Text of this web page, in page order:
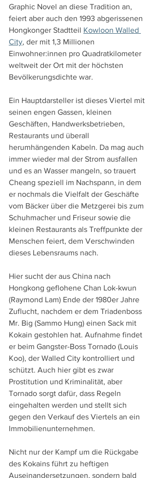
Graphic Novel an diese Tradition an,
feiert aber auch den 1993 abgerissenen
Hongkonger Stadtteil Kowloon Walled
City, der mit 1,3 Millionen
Einwohner:innen pro Quadratkilometer
weltweit der Ort mit der höchsten
Bevölkerungsdichte war.
Ein Hauptdarsteller ist dieses Viertel mit
seinen engen Gassen, kleinen
Geschäften, Handwerksbetrieben,
Restaurants und überall
herumhängenden Kabeln. Da mag auch
immer wieder mal der Strom ausfallen
und es an Wasser mangeln, so trauert
Cheang speziell im Nachspann, in dem
er nochmals die Vielfalt der Geschäfte
vom Bäcker über die Metzgerei bis zum
Schuhmacher und Friseur sowie die
kleinen Restaurants als Treffpunkte der
Menschen feiert, dem Verschwinden
dieses Lebensraums nach.
Hier sucht der aus China nach
Hongkong geflohene Chan Lok-kwun
(Raymond Lam) Ende der 1980er Jahre
Zuflucht, nachdem er dem Triadenboss
Mr. Big (Sammo Hung) einen Sack mit
Kokain gestohlen hat. Aufnahme findet
er beim Gangster-Boss Tornado (Louis
Koo), der Walled City kontrolliert und
schützt. Auch hier gibt es zwar
Prostitution und Kriminalität, aber
Tornado sorgt dafür, dass Regeln
eingehalten werden und stellt sich
gegen den Verkauf des Viertels an ein
Immobilienunternehmen.
Nicht nur der Kampf um die Rückgabe
des Kokains führt zu heftigen
Auseinandersetzungen, sondern bald